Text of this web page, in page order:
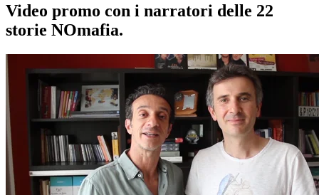
Video promo con i narratori delle 22
storie NOmafia.